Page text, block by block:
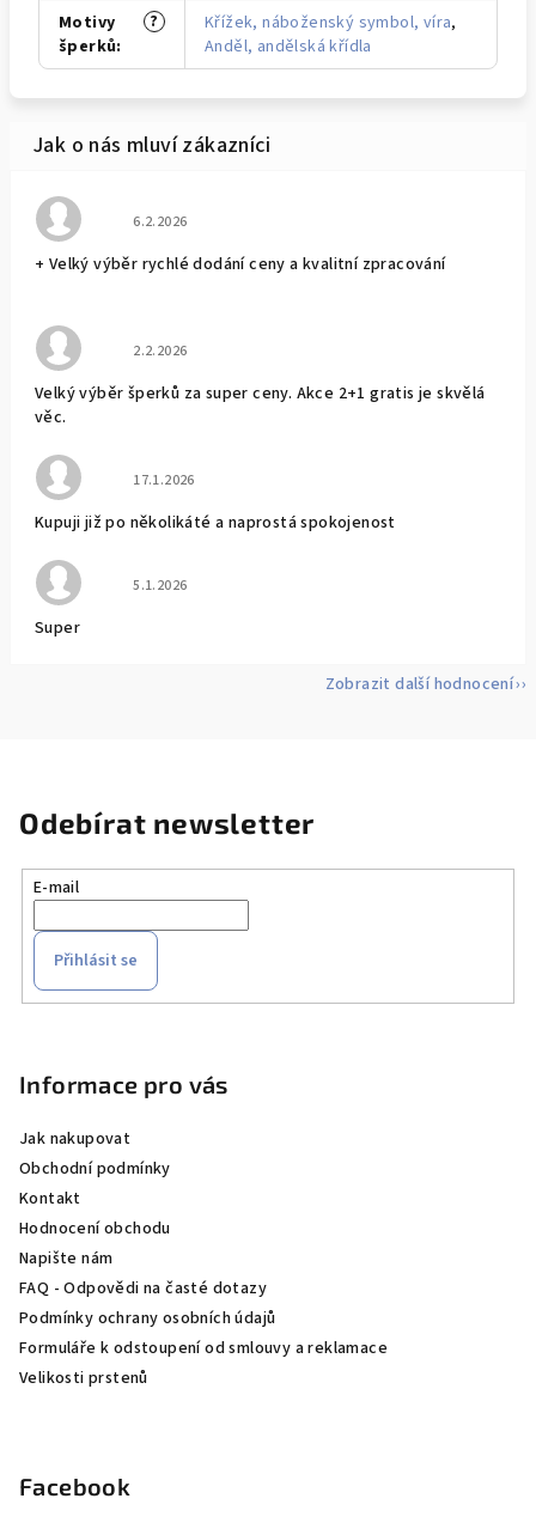
?
Motivy
šperků:
Křížek, náboženský symbol, víra,
Anděl, andělská křídla
Hodnocení obchodu je 5 z 5 hvězdiček.
6.2.2026
+ Velký výběr rychlé dodání ceny a kvalitní zpracování
Hodnocení obchodu je 5 z 5 hvězdiček.
2.2.2026
Velký výběr šperků za super ceny. Akce 2+1 gratis je skvělá
věc.
Hodnocení obchodu je 5 z 5 hvězdiček.
17.1.2026
Kupuji již po několikáté a naprostá spokojenost
Hodnocení obchodu je 5 z 5 hvězdiček.
5.1.2026
Super
Zobrazit další hodnocení
Odebírat newsletter
E-mail
Přihlásit se
Informace pro vás
Jak nakupovat
Obchodní podmínky
Kontakt
Hodnocení obchodu
Napište nám
FAQ - Odpovědi na časté dotazy
Podmínky ochrany osobních údajů
Formuláře k odstoupení od smlouvy a reklamace
Velikosti prstenů
Facebook